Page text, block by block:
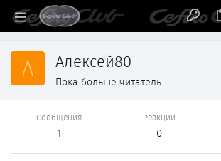
А Алексей80
Пока больше читатель
Сообщения
1
Реакции
0